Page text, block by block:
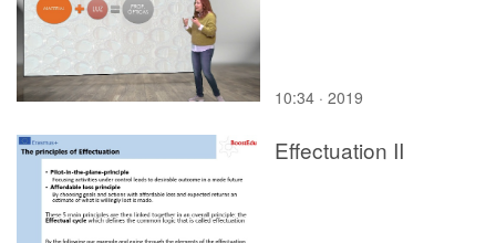
10:34 · 2019
Effectuation II